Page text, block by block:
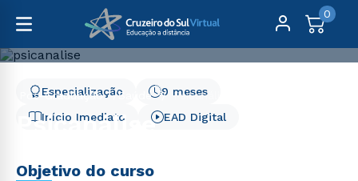
0
Pós-Graduação Saúde Psicanálise
Psicanálise
Início Imediato
9 meses
Especialização
EAD Digital
Objetivo do curso